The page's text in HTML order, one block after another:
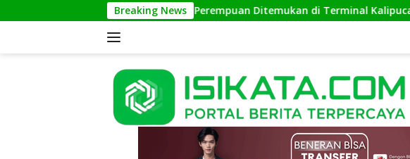
ke
Breaking News
Bayi Perempuan Ditemukan di Terminal Kalipucang, Polisi Telusuri